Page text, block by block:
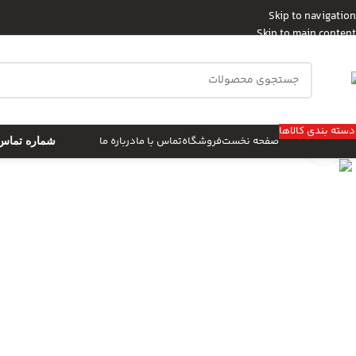
Skip to navigation
Skip to main content
دسته بندی کالاها
صفحه نخستفروشگاهتماس با مادرباره ما شماره تماس بزرگنمایی تصویر